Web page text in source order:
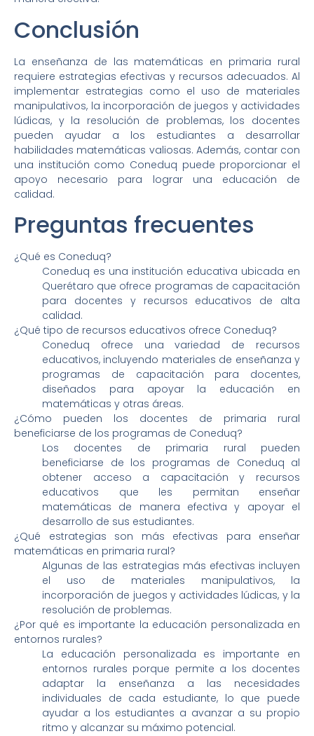
Conclusión
La enseñanza de las matemáticas en primaria rural
requiere estrategias efectivas y recursos adecuados. Al
implementar estrategias como el uso de materiales
manipulativos, la incorporación de juegos y actividades
lúdicas, y la resolución de problemas, los docentes
pueden ayudar a los estudiantes a desarrollar
habilidades matemáticas valiosas. Además, contar con
una institución como Coneduq puede proporcionar el
apoyo necesario para lograr una educación de
calidad.
Preguntas frecuentes
¿Qué es Coneduq?
Coneduq es una institución educativa ubicada en
Querétaro que ofrece programas de capacitación
para docentes y recursos educativos de alta
calidad.
¿Qué tipo de recursos educativos ofrece Coneduq?
Coneduq ofrece una variedad de recursos
educativos, incluyendo materiales de enseñanza y
programas de capacitación para docentes,
diseñados para apoyar la educación en
matemáticas y otras áreas.
¿Cómo pueden los docentes de primaria rural
beneficiarse de los programas de Coneduq?
Los docentes de primaria rural pueden
beneficiarse de los programas de Coneduq al
obtener acceso a capacitación y recursos
educativos que les permitan enseñar
matemáticas de manera efectiva y apoyar el
desarrollo de sus estudiantes.
¿Qué estrategias son más efectivas para enseñar
matemáticas en primaria rural?
Algunas de las estrategias más efectivas incluyen
el uso de materiales manipulativos, la
incorporación de juegos y actividades lúdicas, y la
resolución de problemas.
¿Por qué es importante la educación personalizada en
entornos rurales?
La educación personalizada es importante en
entornos rurales porque permite a los docentes
adaptar la enseñanza a las necesidades
individuales de cada estudiante, lo que puede
ayudar a los estudiantes a avanzar a su propio
ritmo y alcanzar su máximo potencial.